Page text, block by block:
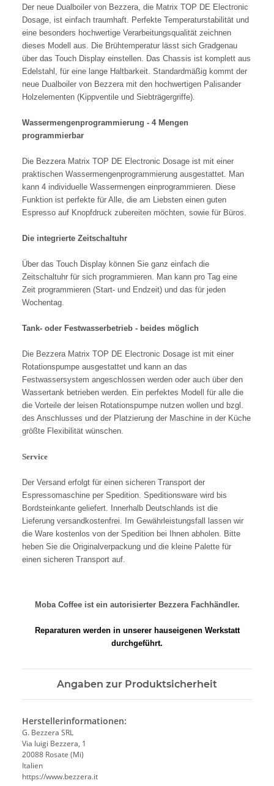
Der neue Dualboiler von Bezzera, die Matrix TOP DE Electronic
Dosage, ist einfach traumhaft. Perfekte Temperaturstabilität und
eine besonders hochwertige Verarbeitungsqualität zeichnen
dieses Modell aus. Die Brühtemperatur lässt sich Gradgenau
über das Touch Display einstellen. Das Chassis ist komplett aus
Edelstahl, für eine lange Haltbarkeit. Standardmäßig kommt der
neue Dualboiler von Bezzera mit den hochwertigen Palisander
Holzelementen (Kippventile und Siebträgergriffe).
Wassermengenprogrammierung - 4 Mengen
programmierbar
Die Bezzera Matrix TOP DE Electronic Dosage ist mit einer
praktischen Wassermengenprogrammierung ausgestattet. Man
kann 4 individuelle Wassermengen einprogrammieren. Diese
Funktion ist perfekte für Alle, die am Liebsten einen guten
Espresso auf Knopfdruck zubereiten möchten, sowie für Büros.
Die integrierte Zeitschaltuhr
Über das Touch Display können Sie ganz einfach die
Zeitschaltuhr für sich programmieren. Man kann pro Tag eine
Zeit programmieren (Start- und Endzeit) und das für jeden
Wochentag.
Tank- oder Festwasserbetrieb - beides möglich
Die Bezzera Matrix TOP DE Electronic Dosage ist mit einer
Rotationspumpe ausgestattet und kann an das
Festwassersystem angeschlossen werden oder auch über den
Wassertank betrieben werden. Ein perfektes Modell für alle die
die Vorteile der leisen Rotationspumpe nutzen wollen und bzgl.
des Anschlusses und der Platzierung der Maschine in der Küche
größte Flexibilität wünschen.
Service
Der Versand erfolgt für einen sicheren Transport der
Espressomaschine per Spedition. Speditionsware wird bis
Bordsteinkante geliefert. Innerhalb Deutschlands ist die
Lieferung versandkostenfrei. Im Gewährleistungsfall lassen wir
die Ware kostenlos von der Spedition bei Ihnen abholen. Bitte
heben Sie die Originalverpackung und die kleine Palette für
einen sicheren Transport auf.
Moba Coffee ist ein autorisierter Bezzera Fachhändler.
Reparaturen werden in unserer hauseigenen Werkstatt
durchgeführt.
Angaben zur Produktsicherheit
Herstellerinformationen:
G. Bezzera SRL
Via luigi Bezzera, 1
20088 Rosate (Mi)
Italien
https://www.bezzera.it